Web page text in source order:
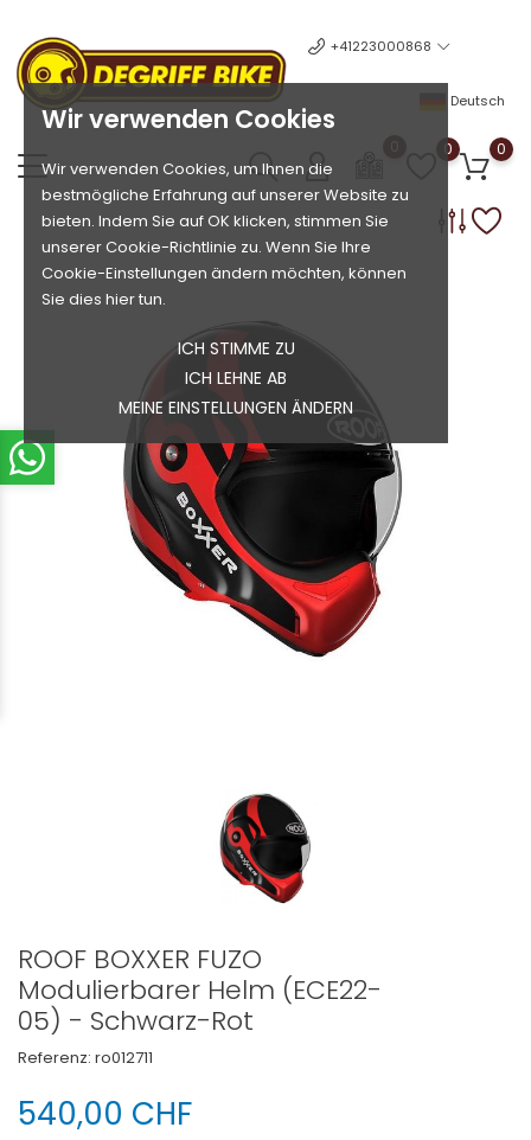
Wir verwenden Cookies
Wir verwenden Cookies, um Ihnen die
bestmögliche Erfahrung auf unserer Website zu
bieten. Indem Sie auf OK klicken, stimmen Sie
unserer Cookie-Richtlinie zu. Wenn Sie Ihre
Cookie-Einstellungen ändern möchten, können
Sie dies hier tun.
ICH STIMME ZU
ICH LEHNE AB
MEINE EINSTELLUNGEN ÄNDERN
+41223000868
Deutsch
0 0
ROOF BOXXER FUZO
Modulierbarer Helm (ECE22-
05) - Schwarz-Rot
Referenz: ro012711
540,00 CHF